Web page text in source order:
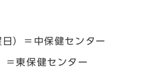
）＝中保健センター
＝東保健センター